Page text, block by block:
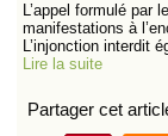
L’appel formulé par
manifestations à
L’injonction interdit
Lire la suite
Partager cet